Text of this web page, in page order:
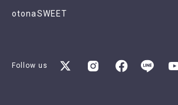
otonaSWEET
Follow us